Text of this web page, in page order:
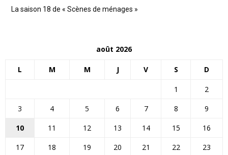
La saison 18 de « Scènes de ménages »
août 2026
L M M J V S D
1
2
3
4 5 6 7 8
9
10
11 12 13 14 15
16
17
18 19 20 21 22
23